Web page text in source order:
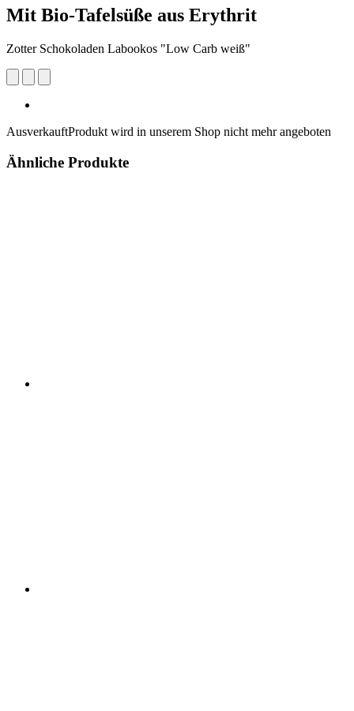
Mit Bio-Tafelsüße aus Erythrit
Zotter Schokoladen Labookos "Low Carb weiß"
AusverkauftProdukt wird in unserem Shop nicht mehr angeboten
Ähnliche Produkte